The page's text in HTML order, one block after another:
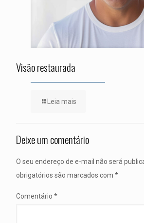
Visão restaurada
Leia mais
Deixe um comentário
O seu endereço de e-mail não será
obrigatórios são marcados com *
Comentário *